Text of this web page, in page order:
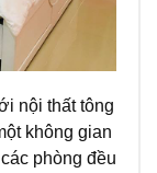
nội thất tông
không gian
phòng đều